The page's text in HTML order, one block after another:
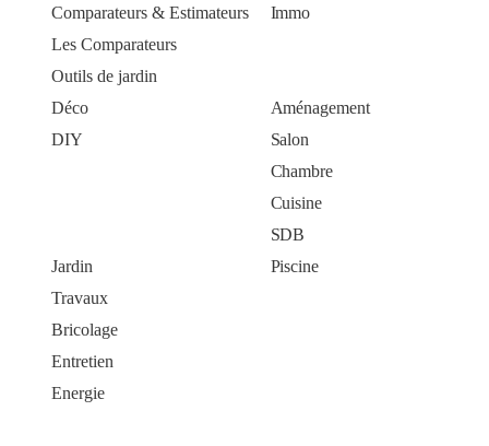
Comparateurs & Estimateurs
Les Comparateurs
Outils de jardin
Immo
Déco
DIY
Aménagement
Salon
Chambre
Cuisine
SDB
Jardin
Piscine
Travaux
Bricolage
Entretien
Energie